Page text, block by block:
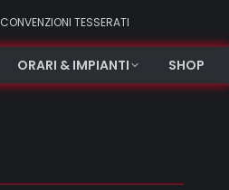
CONVENZIONI TESSERATI
ORARI & IMPIANTI SHOP